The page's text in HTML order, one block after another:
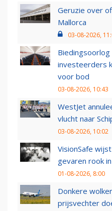
Geruzie over
Mallorca
03-08-2026,
investeerders
voor bod
03-08-2026, 10:43
WestJet
vlucht naar
03-08-2026, 10:02
VisionSafe
gevaren rook
01-08-2026, 8:00
Donkere
prijsvechter